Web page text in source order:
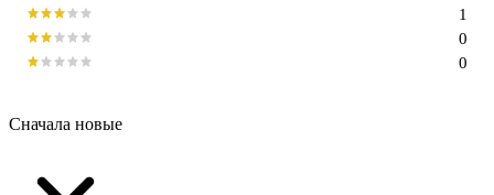
0
0
1
Сначала новые